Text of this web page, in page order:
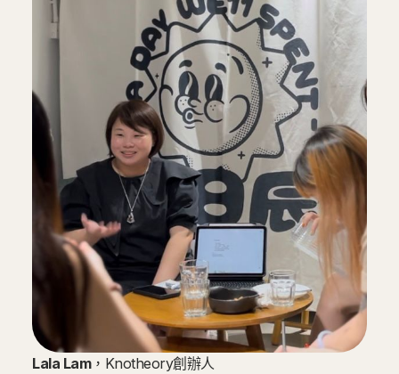
Lala Lam，Knotheory創辦人